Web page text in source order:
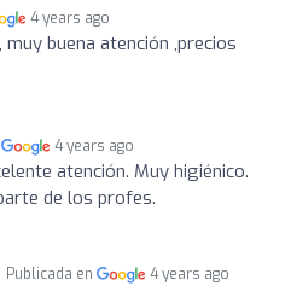
4 years ago
muy buena atención ,precios
4 years ago
atención. Muy higiénico.
de los profes.
Publicada en 4 years ago